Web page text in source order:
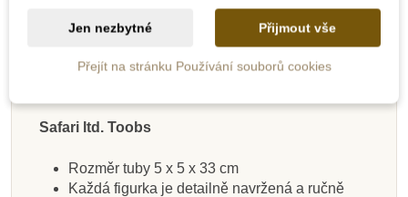
Velikost figurek: 4-7,5 cm
Doporučený věk: 3+
Safari ltd. Toobs
Rozměr tuby 5 x 5 x 33 cm
Každá figurka je detailně navržená a ručně
Jen nezbytné Přijmout vše
Přejít na stránku Používání souborů cookies